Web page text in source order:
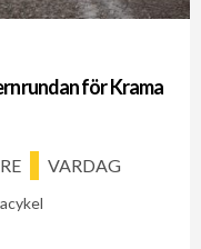
för Krama
VARDAG